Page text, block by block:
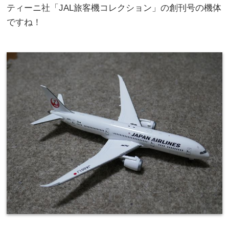
ティーニ社「JAL旅客機コレクション」の創刊号の機体
ですね！